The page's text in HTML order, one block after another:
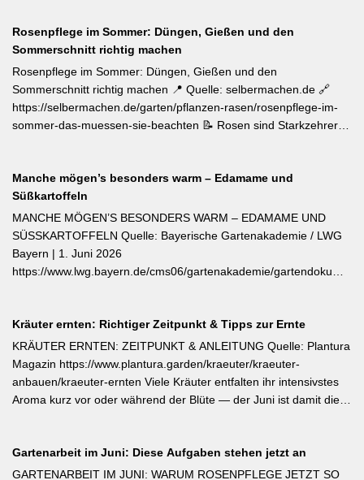
bayerische Gärtnereien erhältlich. Wer auf regional empfohlene
Pflanzen setzen möchte, liegt mit diesen beiden Sorten für Balkon
und Nutzgarten genau richtig.
hier. Weiterlesen bei MDR-Garten
Rosenpflege im Sommer: Düngen, Gießen und den
Sommerschnitt richtig machen
Rosenpflege im Sommer: Düngen, Gießen und den
Sommerschnitt richtig machen 📍 Quelle: selbermachen.de 🔗
https://selbermachen.de/garten/pflanzen-rasen/rosenpflege-im-
sommer-das-muessen-sie-beachten 📝 Rosen sind Starkzehrer –
bis Mitte Juli abgeschlossen sein, damit sich die Pflanzen auf die
Überwinterung vorbereiten können. Der entscheidende Tipp für
öfterblühende Sorten: Verwelkte Blüten mit 2–3 Blattstielpaaren
darunter sofort abschneiden – das regt neue Knospen an und
verlängert die Blütezeit erheblich. [Thema-Tag: #Rosenpflege
#Pflanzenpflege #Gehölze]
Manche mögen’s besonders warm – Edamame und
Süßkartoffeln
MANCHE MÖGEN’S BESONDERS WARM – EDAMAME UND
SÜSSKARTOFFELN Quelle: Bayerische Gartenakademie / LWG
Bayern | 1. Juni 2026
https://www.lwg.bayern.de/cms06/gartenakademie/
ins Freiland. Edamame (Garten-Soja) kann direkt gesät oder
vorgezogen werden; Staffelsaaten sind bis Anfang Juli möglich,
die Ernte beginnt ab August. Süßkartoffeln sind ausschließlich als
Jungpflanzen erhältlich und benötigen Wärme, Sonne und einen
tiefen, durchlässigen Boden. Frisch geerntete Knollen müssen
Kräuter ernten: Richtiger Zeitpunkt & Tipps zur Ernte
KRÄUTER ERNTEN: ZEITPUNKT & ANLEITUNG Quelle: Plantura
Magazin https://www.plantura.garden/kraeuter/kraeuter-
anbauen/kraeuter-ernten Viele Kräuter entfalten ihr intensivstes
Aroma kurz vor oder während der Blüte — der Juni ist damit die
Abtrocknen des Taus, bevor die Mittagshitze ätherische Öle
verflüchtigt. Beim Schnitt empfehlen sich ganze Triebspitzen statt
Gartenarbeit im Juni: Diese Aufgaben stehen jetzt an
GARTENARBEIT IM JUNI: WARUM ROSENPFLEGE JETZT SO